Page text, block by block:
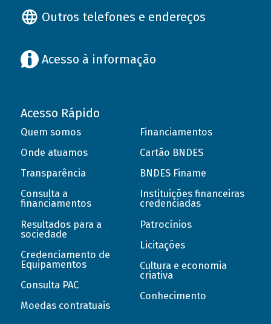
Outros telefones e endereços
Acesso à informação
Acesso Rápido
Quem somos
Onde atuamos
Transparência
Consulta a
financiamentos
Resultados para a
sociedade
Credenciamento de
Equipamentos
Consulta PAC
Moedas contratuais
Financiamentos
Cartão BNDES
BNDES Finame
Instituições financeiras
credenciadas
Patrocínios
Licitações
Cultura e economia
criativa
Conhecimento